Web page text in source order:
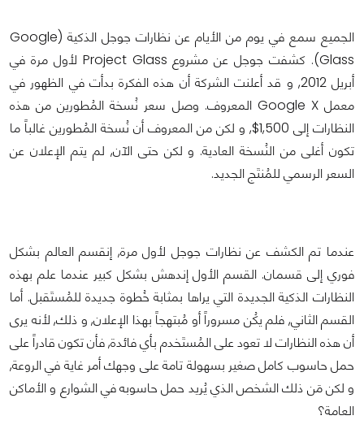
الجميع سمع في يوم من الأيام عن نظارات جوجل الذكية (Google
Glass). كشفت جوجل عن مشروع Project Glass لأول مرة في
أبريل 2012, و قد أعلنت الشركة أن هذه الفكرة بدأت في الظهور في
معمل Google X المعروف. وصل سعر نُسخة المُطورين من هذه
النظارات إلى 1,500$, و لكن من المعروف أن نُسخة المُطورين غالباً ما
تكون أغلى من النُسخة العادية. و لكن حتى الآن, لم يتم الإعلان عن
السعر الرسمي للمُنتَج الجديد.
عندما تم الكشف عن نظارات جوجل لأول مرة, إنقسم العالم بشكل
فوري إلى قسمان. القسم الأول إندهش بشكل كبير عندما علم بهذه
النظارات الذكية الجديدة التي يراها بمثابة خُطوة جديدة للمُستَقبل. أما
القسم الثاني, فلم يكُن مسروراً أو مُبتهجاً بهذا الإعلان, و ذلك, لأنه يرى
أن هذه النظارات لا تعود على المُستَخدم بأي فائدة, فأن تكون قادراً على
حمل حاسوب كامل صغير بسهولة تامة على وجهك أمر غاية في الروعة,
و لكن مَن ذلك الشخص الذي يُريد حمل حاسوبه في الشوارع و الأماكن
العامة؟